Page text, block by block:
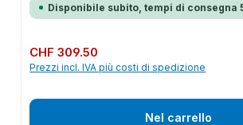
Disponibile subito, tempi di consegna
Prezzo normale:
CHF 309.50
Prezzi incl. IVA più costi di spedizione
Nel carrello